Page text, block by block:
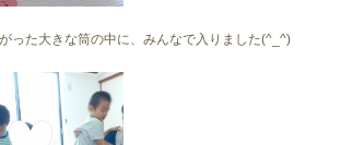
った大きな筒の中に、みんなで入りました(^_^)